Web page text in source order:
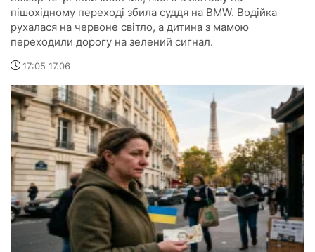
пішохідному переході збила суддя на BMW. Водійка
рухалася на червоне світло, а дитина з мамою
переходили дорогу на зелений сигнал.
17:05 17.06